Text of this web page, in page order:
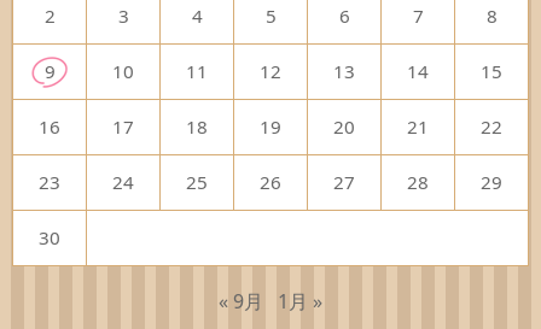
2 3 4 5 6 7 8
9 10 11 12 13 14 15
16 17 18 19 20 21 22
23 24 25 26 27 28 29
30
« 9月 1月 »